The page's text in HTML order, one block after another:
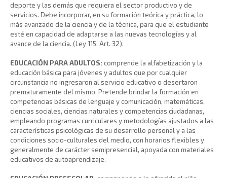
deporte y las demás que requiera el sector productivo y de
servicios. Debe incorporar, en su formación teórica y práctica, lo
más avanzado de la ciencia y de la técnica, para que el estudiante
esté en capacidad de adaptarse a las nuevas tecnologías y al
avance de la ciencia. (Ley 115. Art. 32).
EDUCACIÓN PARA ADULTOS: comprende la alfabetización y la
educación básica para jóvenes y adultos que por cualquier
circunstancia no ingresaron al servicio educativo o desertaron
prematuramente del mismo. Pretende brindar la formación en
competencias básicas de lenguaje y comunicación, matemáticas,
ciencias sociales, ciencias naturales y competencias ciudadanas,
empleando programas curriculares y metodologías ajustados a las
características psicológicas de su desarrollo personal y a las
condiciones socio-culturales del medio, con horarios flexibles y
generalmente de carácter semipresencial, apoyada con materiales
educativos de autoaprendizaje.